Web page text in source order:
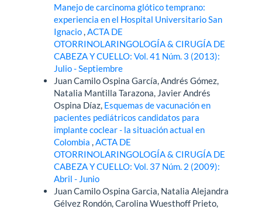
Manejo de carcinoma glótico temprano:
experiencia en el Hospital Universitario San
Ignacio ACTA DE
OTORRINOLARINGOLOGÍA & CIRUGÍA DE
CABEZA Y CUELLO: Vol. 41 Núm. 3 (2013):
Julio - Septiembre
Juan Camilo Ospina García, Andrés Gómez,
Natalia Mantilla Tarazona, Javier Andrés
Ospina Díaz, Esquemas de vacunación en
pacientes pediátricos candidatos para
implante coclear - la situación actual en
Colombia
ACTA DE
OTORRINOLARINGOLOGÍA & CIRUGÍA DE
CABEZA Y CUELLO: Vol. 37 Núm. 2 (2009):
Abril - Junio
Juan Camilo Ospina Garcia, Natalia Alejandra
Gélvez Rondón, Carolina Wuesthoff Prieto,